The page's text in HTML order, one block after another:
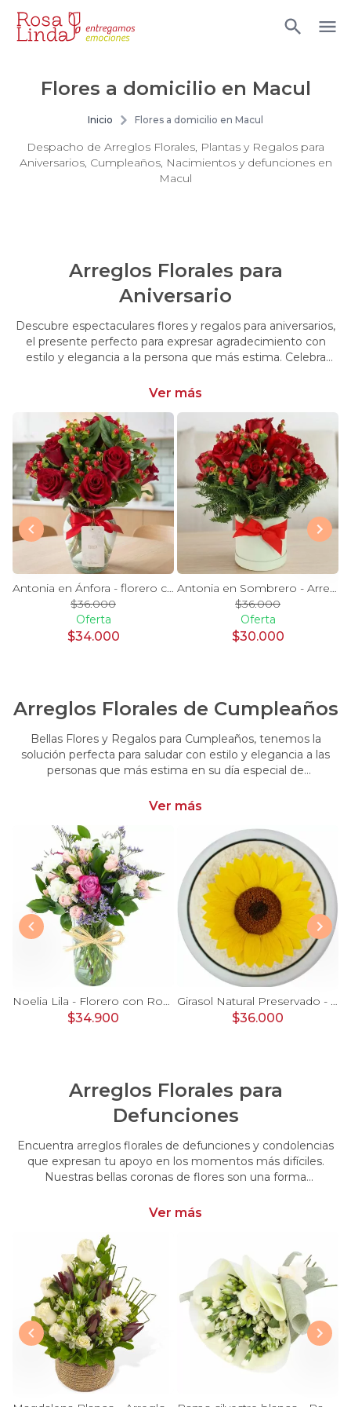
Flores a domicilio en Macul
Inicio Flores a domicilio en Macul
Despacho de Arreglos Florales, Plantas y Regalos para
Aniversarios, Cumpleaños, Nacimientos y defunciones en
Macul
Arreglos Florales para
Aniversario
Descubre espectaculares flores y regalos para aniversarios,
el presente perfecto para expresar agradecimiento con
estilo y elegancia a la persona que más estima. Celebra
significativa.
Ver más
Antonia en Ánfora - florero con 9 rosas rojo e hypericum
$36.000
Oferta
$34.000
Antonia en Sombrero - Arreglo 9 rosas rojo e hypericum
$36.000
Oferta
$30.000
Arreglos Florales de Cumpleaños
Bellas Flores y Regalos para Cumpleaños, tenemos la
solución perfecta para saludar con estilo y elegancia a las
personas que más estima en su día especial de
para cumpleaños
Ver más
Noelia Lila - Florero con Rosas, mini rosas, mini claveles y limonium
$34.900
Girasol Natural Preservado - girasol preservado en pecera vidrio con piedrecitas
$36.000
Arreglos Florales para
Defunciones
Encuentra arreglos florales de defunciones y condolencias
que expresan tu apoyo en los momentos más difíciles.
Nuestras bellas coronas de flores son una forma
momentos de pérdida.
Ver más